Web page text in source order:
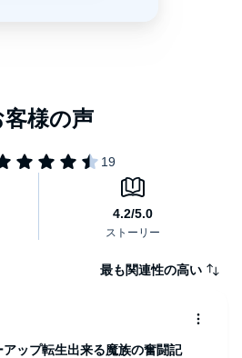
最も関連性の高い
ップ転生出来る魔族の奮闘記